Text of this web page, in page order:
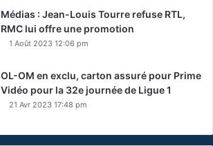
Médias : Jean-Louis Tourre refuse RTL,
RMC lui offre une promotion
1 Août 2023 12:06 pm
OL-OM en exclu, carton assuré pour Prime
Vidéo pour la 32e journée de Ligue 1
21 Avr 2023 17:48 pm